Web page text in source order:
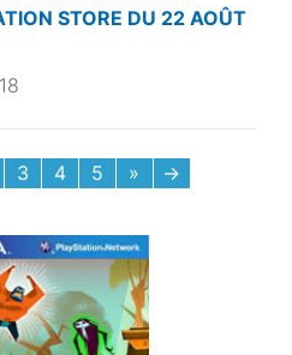
STORE DU 22 AOÛT
3 4 5 » →